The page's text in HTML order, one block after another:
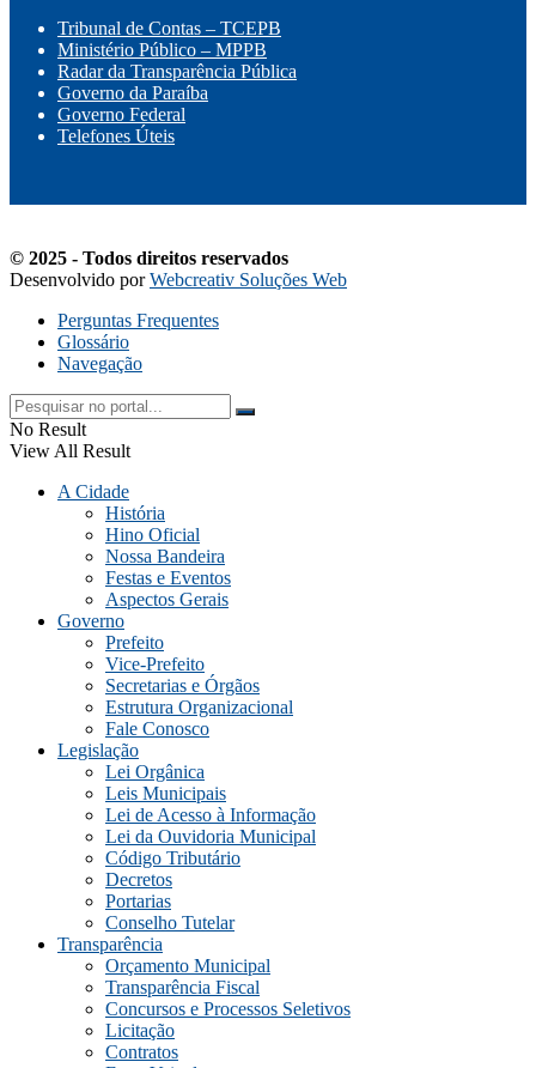
Tribunal de Contas – TCEPB
Ministério Público – MPPB
Radar da Transparência Pública
Governo da Paraíba
Governo Federal
Telefones Úteis
© 2025 - Todos direitos reservados
Desenvolvido porWebcreativ Soluções Web
Perguntas Frequentes
Glossário
Navegação
No Result
View All Result
A Cidade
História
Hino Oficial
Nossa Bandeira
Festas e Eventos
Aspectos Gerais
Governo
Prefeito
Vice-Prefeito
Secretarias e Órgãos
Estrutura Organizacional
Fale Conosco
Legislação
Lei Orgânica
Leis Municipais
Lei de Acesso à Informação
Lei da Ouvidoria Municipal
Código Tributário
Decretos
Portarias
Conselho Tutelar
Transparência
Orçamento Municipal
Transparência Fiscal
Concursos e Processos Seletivos
Licitação
Contratos